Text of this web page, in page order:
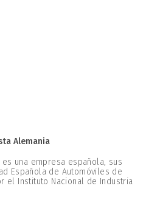
Alemania
una empresa española, sus
Española de Automóviles de
el Instituto Nacional de Industria